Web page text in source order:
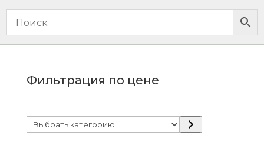
Фильтрация по цене
Выбрать
категорию